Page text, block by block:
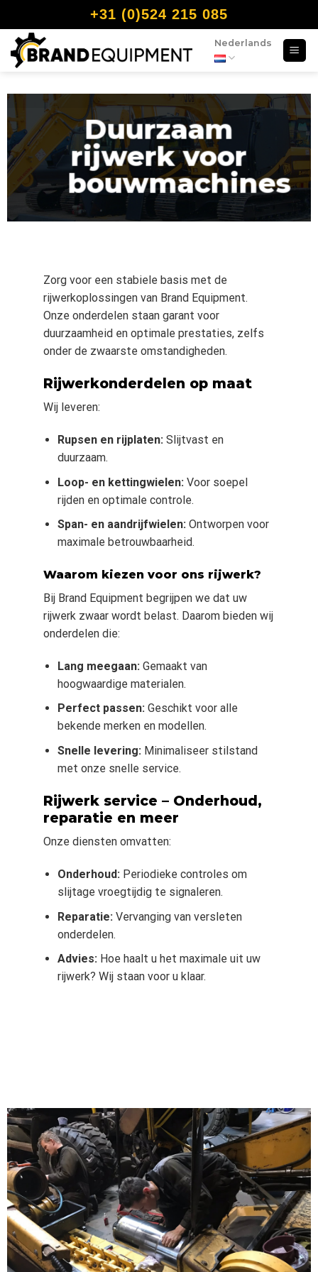
+31 (0)524 215 085
Nederlands
Duurzaam
rijwerk voor
bouwmachines
Zorg voor een stabiele basis met de
rijwerkoplossingen van Brand Equipment.
Onze onderdelen staan garant voor
duurzaamheid en optimale prestaties, zelfs
onder de zwaarste omstandigheden.
Rijwerkonderdelen op maat
Wij leveren:
Rupsen en rijplaten: Slijtvast en
duurzaam.
Loop- en kettingwielen: Voor soepel
rijden en optimale controle.
Span- en aandrijfwielen: Ontworpen voor
maximale betrouwbaarheid.
Waarom kiezen voor ons rijwerk?
Bij Brand Equipment begrijpen we dat uw
rijwerk zwaar wordt belast. Daarom bieden wij
onderdelen die:
Lang meegaan: Gemaakt van
hoogwaardige materialen.
Perfect passen: Geschikt voor alle
bekende merken en modellen.
Snelle levering: Minimaliseer stilstand
met onze snelle service.
Rijwerk service – Onderhoud,
reparatie en meer
Onze diensten omvatten:
Onderhoud: Periodieke controles om
slijtage vroegtijdig te signaleren.
Reparatie: Vervanging van versleten
onderdelen.
Advies: Hoe haalt u het maximale uit uw
rijwerk? Wij staan voor u klaar.